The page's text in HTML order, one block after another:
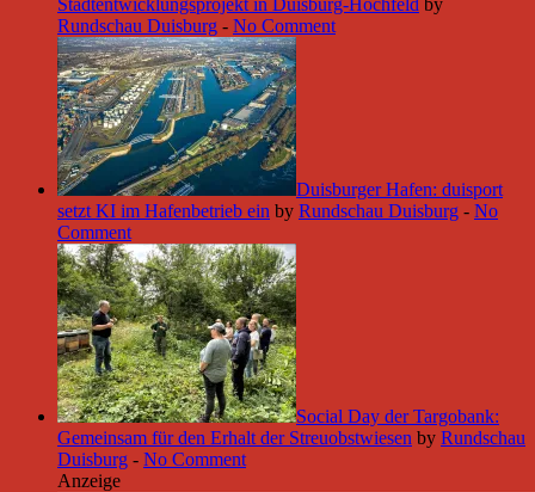
Rundschau Duisburg - No Comment
Duisburger Hafen: duisport
setzt KI im Hafenbetrieb ein by Rundschau Duisburg - No
Comment
Social Day der Targobank:
Gemeinsam für den Erhalt der Streuobstwiesen by Rundschau
Duisburg - No Comment
Anzeige